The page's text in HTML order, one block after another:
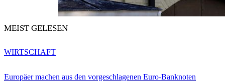
MEIST GELESEN
Europäer machen aus den vorgeschlagenen Euro-Banknoten
WIRTSCHAFT